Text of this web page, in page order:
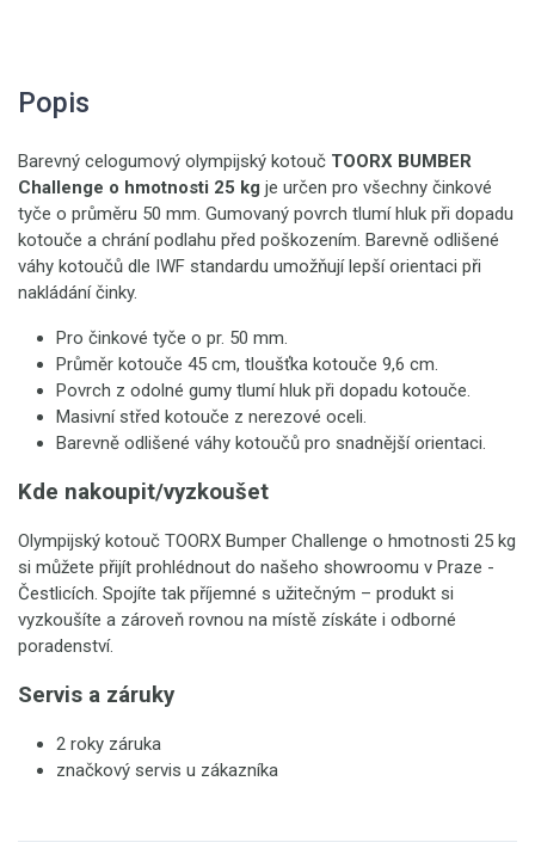
Popis
Barevný celogumový olympijský kotouč TOORX BUMBER
Challenge o hmotnosti 25 kg je určen pro všechny činkové
tyče o průměru 50 mm. Gumovaný povrch tlumí hluk při dopadu
kotouče a chrání podlahu před poškozením. Barevně odlišené
váhy kotoučů dle IWF standardu umožňují lepší orientaci při
nakládání činky.
Pro činkové tyče o pr. 50 mm.
Průměr kotouče 45 cm, tloušťka kotouče 9,6 cm.
Povrch z odolné gumy tlumí hluk při dopadu kotouče.
Masivní střed kotouče z nerezové oceli.
Barevně odlišené váhy kotoučů pro snadnější orientaci.
Kde nakoupit/vyzkoušet
Olympijský kotouč TOORX Bumper Challenge o hmotnosti 25 kg
si můžete přijít prohlédnout do našeho showroomu v Praze -
Čestlicích. Spojíte tak příjemné s užitečným – produkt si
vyzkoušíte a zároveň rovnou na místě získáte i odborné
poradenství.
Servis a záruky
2 roky záruka
značkový servis u zákazníka